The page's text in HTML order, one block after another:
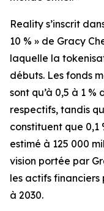
Reality s’inscrit
10 % » de Gracy
laquelle la
débuts. Les fonds
sont qu’à 0,5 à 1
respectifs, tandis
constituent que 0,1
estimé à 125 000
vision portée par
les actifs
à 2030.